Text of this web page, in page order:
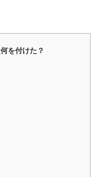
を付けた？